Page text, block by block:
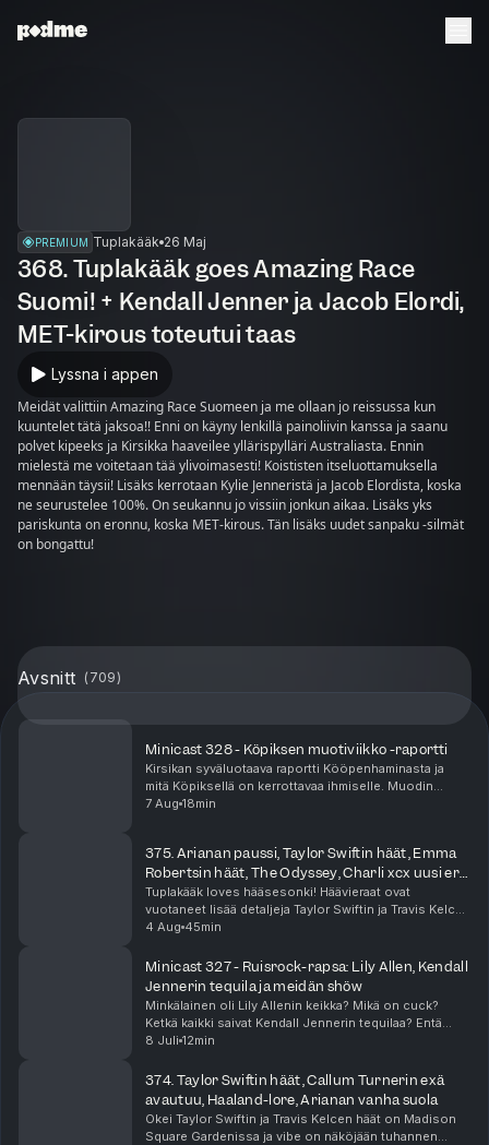
PREMIUM Tuplakääk 26 Maj
368. Tuplakääk goes Amazing Race
Suomi! + Kendall Jenner ja Jacob Elordi,
MET-kirous toteutui taas
Lyssna i appen
Meidät valittiin Amazing Race Suomeen ja me ollaan jo reissussa kun
kuuntelet tätä jaksoa!! Enni on käyny lenkillä painoliivin kanssa ja saanu
polvet kipeeks ja Kirsikka haaveilee yllärispylläri Australiasta. Ennin
mielestä me voitetaan tää ylivoimasesti! Koististen itseluottamuksella
mennään täysii! Lisäks kerrotaan Kylie Jenneristä ja Jacob Elordista, koska
ne seurustelee 100%. On seukannu jo vissiin jonkun aikaa. Lisäks yks
pariskunta on eronnu, koska MET-kirous. Tän lisäks uudet sanpaku -silmät
on bongattu!
Avsnitt (709)
Minicast 328 - Köpiksen muotiviikko -raportti
Kirsikan syväluotaava raportti Kööpenhaminasta ja
mitä Köpiksellä on kerrottavaa ihmiselle. Muodin
lisäksi tarjolla oli hapanjuurileipää, vaatekauppoja,
7 Aug 18min
375. Arianan paussi, Taylor Swiftin häät, Emma
Robertsin häät, The Odyssey, Charli xcx uusi era,
Zara Larsson
Tuplakääk loves hääsesonki! Häävieraat ovat
vuotaneet lisää detaljeja Taylor Swiftin ja Travis Kelcen
häistä! Näyttelijä Emma Roberts meni naimisiin ja nämä
4 Aug 45min
Minicast 327 - Ruisrock-rapsa: Lily Allen, Kendall
Jennerin tequila ja meidän shöw
Minkälainen oli Lily Allenin keikka? Mikä on cuck?
Ketkä kaikki saivat Kendall Jennerin tequilaa? Entä
miten Tuplakääkin oma keikka meni? Se ja moni muu
8 Juli 12min
374. Taylor Swiftin häät, Callum Turnerin exä
avautuu, Haaland-lore, Arianan vanha suola
Okei Taylor Swiftin ja Travis Kelcen häät on Madison
Square Gardenissa ja vibe on näköjään tuhannen